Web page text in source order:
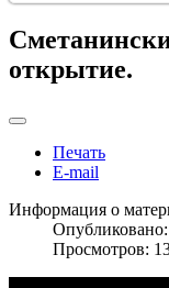
открытие.
Печать
E-mail
Информация о
Опубликовано:
Просмотров: